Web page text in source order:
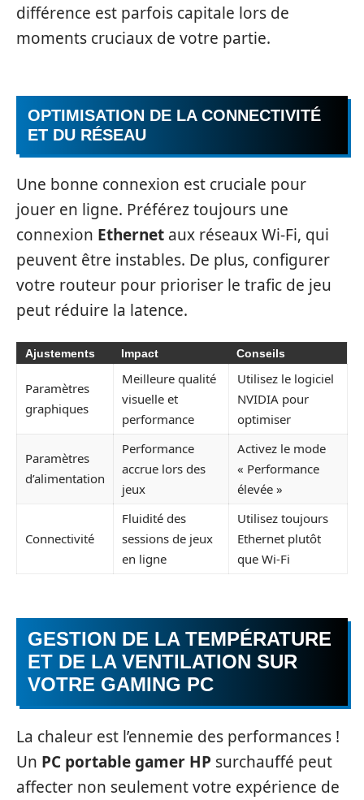
différence est parfois capitale lors de
moments cruciaux de votre partie.
OPTIMISATION DE LA CONNECTIVITÉ
ET DU RÉSEAU
Une bonne connexion est cruciale pour
jouer en ligne. Préférez toujours une
connexion Ethernet aux réseaux Wi-Fi, qui
peuvent être instables. De plus, configurer
votre routeur pour prioriser le trafic de jeu
peut réduire la latence.
Ajustements Impact Conseils
Paramètres
graphiques
Meilleure qualité
visuelle et
performance
Utilisez le logiciel
NVIDIA pour
optimiser
Paramètres
d’alimentation
Performance
accrue lors des
jeux
Activez le mode
« Performance
élevée »
Connectivité
Fluidité des
sessions de jeux
en ligne
Utilisez toujours
Ethernet plutôt
que Wi-Fi
GESTION DE LA TEMPÉRATURE
ET DE LA VENTILATION SUR
VOTRE GAMING PC
La chaleur est l’ennemie des performances !
Un PC portable gamer HP surchauffé peut
affecter non seulement votre expérience de